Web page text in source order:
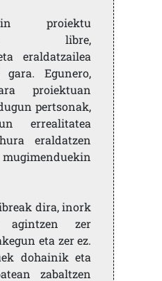
proiektu
libre,
eraldatzailea
Egunero,
proiektuan
pertsonak,
errealitatea
eraldatzen
dira, inork
agintzen zer
eta zer ez.
dohainik eta
zabaltzen